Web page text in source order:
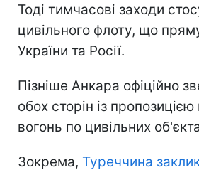
Тоді тимчасові заходи
цивільного флоту, що
України та Росії.
Пізніше Анкара офіційно
обох сторін із
вогонь по цивільних
Зокрема, Туреччина